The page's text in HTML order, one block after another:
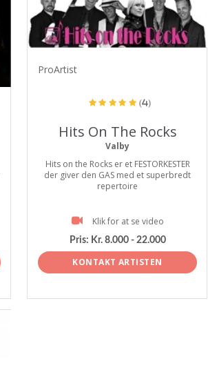
ProArtist
(4)
Hits On The Rocks
Valby
Hits on the Rocks er et FESTORKESTER
der giver den GAS med et superbredt
repertoire
Klik for at se video
Pris: Kr. 8.000 - 22.000
KONTAKT ARTISTEN